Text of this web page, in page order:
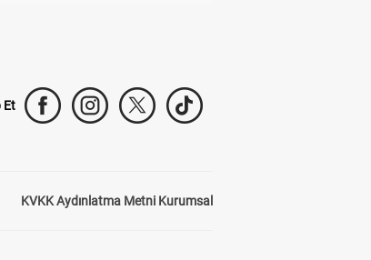
Et
KVKK Aydınlatma Metni Kurumsal